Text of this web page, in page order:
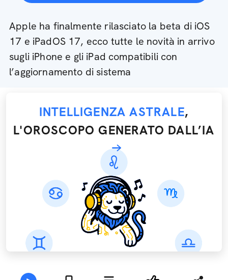
Apple ha finalmente rilasciato la beta di iOS
17 e iPadOS 17, ecco tutte le novità in arrivo
sugli iPhone e gli iPad compatibili con
l’aggiornamento di sistema
INTELLIGENZA ASTRALE,
L'OROSCOPO GENERATO DALL’IA